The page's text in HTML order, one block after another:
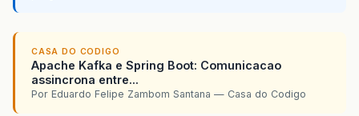
CASA DO CODIGO
Apache Kafka e Spring Boot: Comunicacao
assincrona entre...
Por Eduardo Felipe Zambom Santana — Casa do Codigo